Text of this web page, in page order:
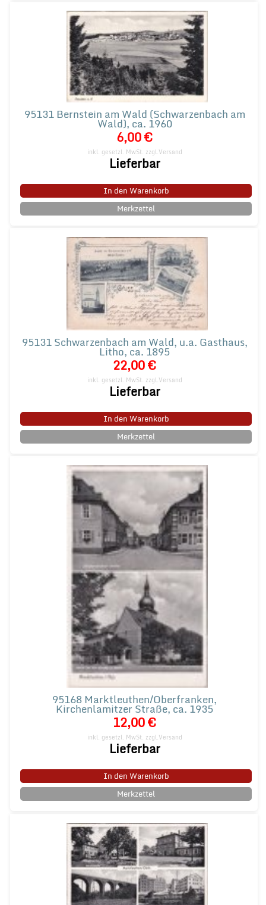
95131 Bernstein am Wald (Schwarzenbach am
Wald), ca. 1960
6,00 €
inkl. gesetzl. MwSt. zzgl.Versand
Lieferbar
In den Warenkorb
Merkzettel
95131 Schwarzenbach am Wald, u.a. Gasthaus,
Litho, ca. 1895
22,00 €
inkl. gesetzl. MwSt. zzgl.Versand
Lieferbar
In den Warenkorb
Merkzettel
95168 Marktleuthen/Oberfranken,
Kirchenlamitzer Straße, ca. 1935
12,00 €
inkl. gesetzl. MwSt. zzgl.Versand
Lieferbar
In den Warenkorb
Merkzettel